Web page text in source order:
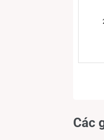
Các